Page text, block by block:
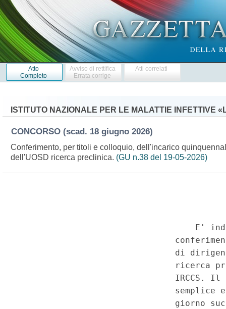
Atto
Completo
Avviso di rettifica
Errata corrige
Atti correlati
ISTITUTO NAZIONALE PER LE MALATTIE INFETTIVE
CONCORSO (scad. 18 giugno 2026)
Conferimento, per titoli e colloquio, dell'incarico
dell'UOSD ricerca preclinica. (GU n.38 del 19-05-2026)